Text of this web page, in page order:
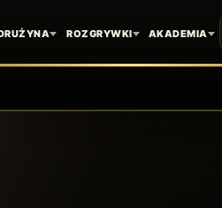
ROZGRYWKI AKADEMIA